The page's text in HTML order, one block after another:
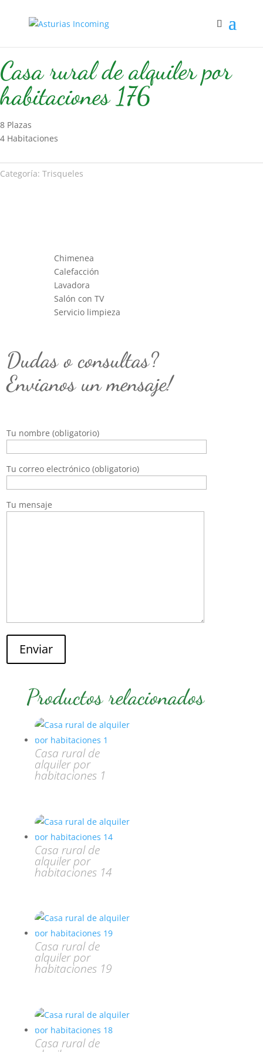
habitaciones 176
Casa rural de alquiler por
habitaciones 176
8 Plazas
4 Habitaciones
Categoría: Trisqueles
Chimenea
Calefacción
Lavadora
Salón con TV
Servicio limpieza
Dudas o consultas?
Envianos un mensaje!
Tu nombre (obligatorio)
Tu correo electrónico (obligatorio)
Tu mensaje
Enviar
Productos relacionados
Casa rural de
alquiler por
habitaciones 1
Casa rural de
alquiler por
habitaciones 14
Casa rural de
alquiler por
habitaciones 19
Casa rural de